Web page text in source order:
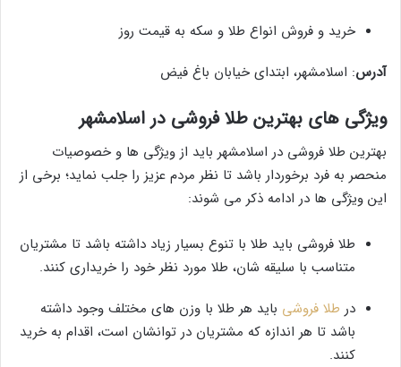
خرید و فروش انواع طلا و سکه به قیمت روز
آدرس: اسلامشهر، ابتدای خیابان باغ فیض
ویژگی های بهترین طلا فروشی در اسلامشهر
بهترین طلا فروشی در اسلامشهر باید از ویژگی ها و خصوصیات
منحصر به فرد برخوردار باشد تا نظر مردم عزیز را جلب نماید؛ برخی از
این ویژگی ها در ادامه ذکر می شوند:
طلا فروشی باید طلا با تنوع بسیار زیاد داشته باشد تا مشتریان
متناسب با سلیقه شان، طلا مورد نظر خود را خریداری کنند.
در طلا فروشی باید هر طلا با وزن های مختلف وجود داشته
باشد تا هر اندازه که مشتریان در توانشان است، اقدام به خرید
کنند.